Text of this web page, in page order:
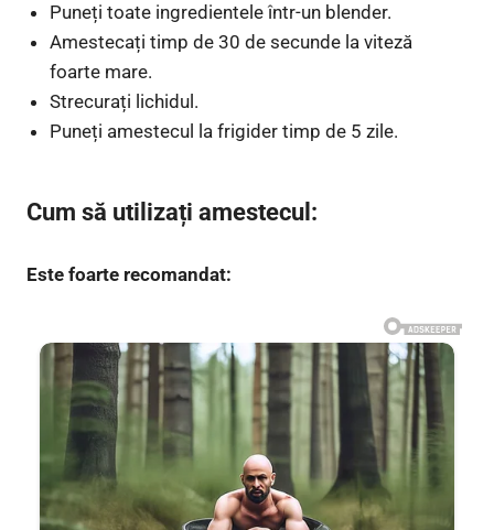
Puneți toate ingredientele într-un blender.
Amestecați timp de 30 de secunde la viteză
foarte mare.
Strecurați lichidul.
Puneți amestecul la frigider timp de 5 zile.
Cum să utilizați amestecul:
Este foarte recomandat: